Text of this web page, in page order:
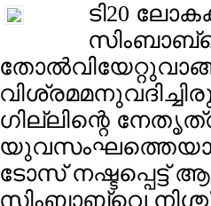
ടി20
ഗില്ലിന്റെ
ടോസ് നഷ്ടപ്പെട്ട്
സിംബാബ്വെ